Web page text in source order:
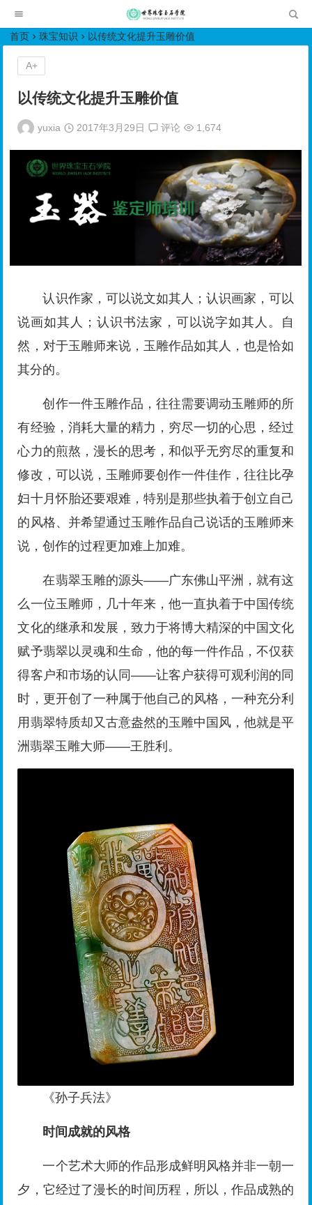
首页 珠宝知识 以传统文化提升玉雕价值
以传统文化提升玉雕价值
yuxia 2017年3月29日 评论 1,674
认识作家，可以说文如其人；认识画家，可以
说画如其人；认识书法家，可以说字如其人。自
然，对于玉雕师来说，玉雕作品如其人，也是恰如
其分的。
创作一件玉雕作品，往往需要调动玉雕师的所
有经验，消耗大量的精力，穷尽一切的心思，经过
心力的煎熬，漫长的思考，和似乎无穷尽的重复和
修改，可以说，玉雕师要创作一件佳作，往往比孕
妇十月怀胎还要艰难，特别是那些执着于创立自己
的风格、并希望通过玉雕作品自己说话的玉雕师来
说，创作的过程更加难上加难。
在翡翠玉雕的源头——广东佛山平洲，就有这
么一位玉雕师，几十年来，他一直执着于中国传统
文化的继承和发展，致力于将博大精深的中国文化
赋予翡翠以灵魂和生命，他的每一件作品，不仅获
得客户和市场的认同——让客户获得可观利润的同
时，更开创了一种属于他自己的风格，一种充分利
用翡翠特质却又古意盎然的玉雕中国风，他就是平
洲翡翠玉雕大师——王胜利。
《孙子兵法》
时间成就的风格
一个艺术大师的作品形成鲜明风格并非一朝一
夕，它经过了漫长的时间历程，所以，作品成熟的
A+